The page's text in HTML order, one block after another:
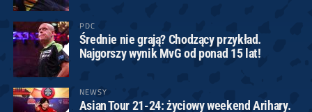
PDC
Średnie nie grają? Chodzący przykład.
Najgorszy wynik MvG od ponad 15 lat!
NEWSY
Asian Tour 21-24: życiowy weekend Arihary.